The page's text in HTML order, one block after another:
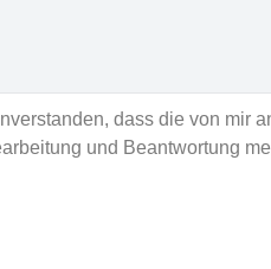
dass die von mir
und Beantwortung